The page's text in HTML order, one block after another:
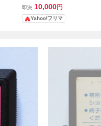
ー
負
熱血物語
即決 10,000円
Yahoo!フリマ